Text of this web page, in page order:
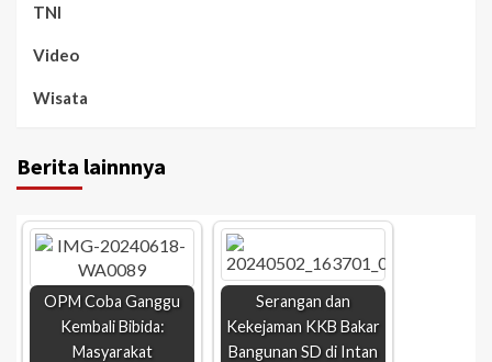
TNI
Video
Wisata
Berita lainnnya
OPM Coba Ganggu
Kembali Bibida:
Masyarakat
Serangan dan
Kekejaman KKB Bakar
Bangunan SD di Intan